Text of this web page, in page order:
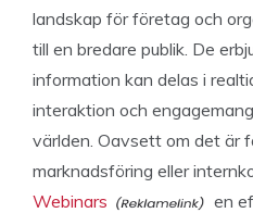
landskap för företag och
till en bredare publik. De
information kan delas i
interaktion och
världen. Oavsett om det är
marknadsföring eller
Webinars
en